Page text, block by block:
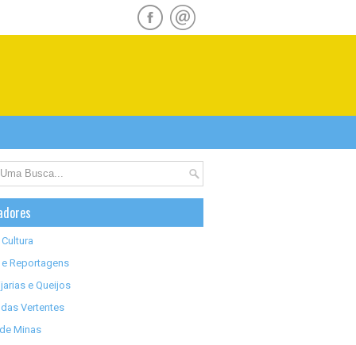
Reportagens
e Queijos
Vertentes
Minas